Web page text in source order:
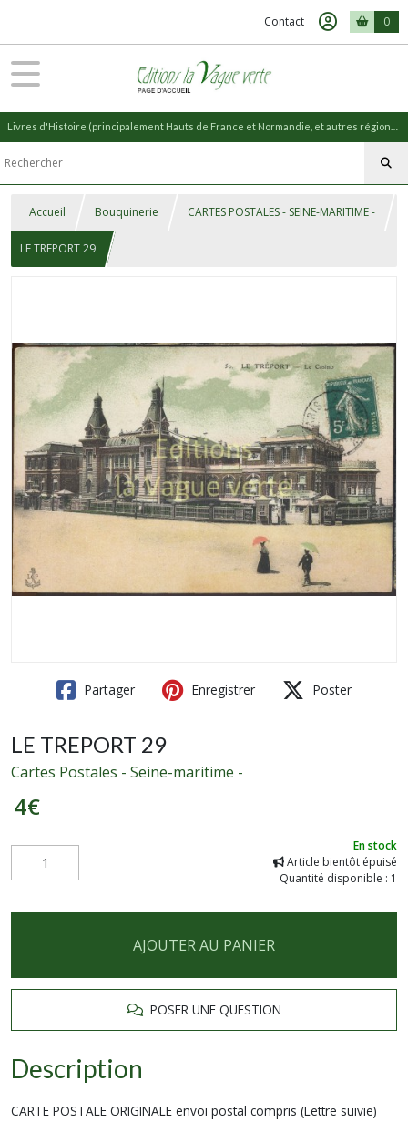
Contact 0
Accueil Bouquinerie CARTES POSTALES - SEINE-MARITIME -
LE TREPORT 29
Partager Enregistrer Poster
LE TREPORT 29
Cartes Postales - Seine-maritime -
4€
En stock
Article bientôt épuisé
Quantité disponible : 1
AJOUTER AU PANIER
POSER UNE QUESTION
Description
CARTE POSTALE ORIGINALE envoi postal compris (Lettre suivie)